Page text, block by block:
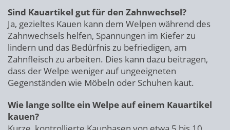
Sind Kauartikel gut für den Zahnwechsel?
Ja, gezieltes Kauen kann dem Welpen während des
Zahnwechsels helfen, Spannungen im Kiefer zu
lindern und das Bedürfnis zu befriedigen, am
Zahnfleisch zu arbeiten. Dies kann dazu beitragen,
dass der Welpe weniger auf ungeeigneten
Gegenständen wie Möbeln oder Schuhen kaut.
Wie lange sollte ein Welpe auf einem Kauartikel
kauen?